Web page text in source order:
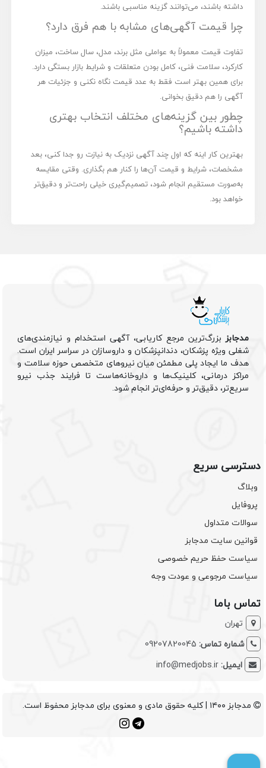
داشته باشند، می‌توانند گزینه مناسبی باشند.
چرا قیمت آگهی‌های مشابه با هم فرق دارد؟
تفاوت قیمت معمولاً به عواملی مثل برند، مدل، سال ساخت، میزان
کارکرد، سلامت فنی، کامل بودن متعلقات و شرایط بازار بستگی دارد.
برای همین بهتر است فقط به عدد قیمت نگاه نکنی و جزئیات هر
آگهی را هم دقیق بخوانی.
چطور بین گزینه‌های مختلف انتخاب بهتری
داشته باشیم؟
بهترین کار اینه که اول چند آگهی نزدیک به نیازت رو جدا کنی، بعد
مشخصات، شرایط و قیمت آن‌ها را کنار هم بگذاری. وقتی مقایسه
به‌صورت مستقیم انجام شود، تصمیم‌گیری خیلی راحت‌تر و دقیق‌تر
خواهد بود.
مدجابزبزرگ‌ترین مرجع کاریابی، آگهی استخدام و نیازمندی‌های
شغلی ویژه پزشکان، دندانپزشکان و داروسازان در سراسر ایران است.
هدف ما ایجاد پلی مطمئن میان نیروهای متخصص حوزه سلامت و
مراکز درمانی، کلینیک‌ها و داروخانه‌هاست تا فرایند جذب نیرو
سریع‌تر، دقیق‌تر و حرفه‌ای‌تر انجام شود.
دسترسی سریع
وبلاگ
پروفایل
سوالات متداول
قوانین سایت مدجابز
سیاست حفظ حریم خصوصی
سیاست مرجوعی و عودت وجه
تماس باما
تهران
شماره تماس: 09207820045
ایمیل:info@medjobs.ir
مدجابز ۱۴۰۰ | کلیه حقوق مادی و معنوی برای مدجابز محفوظ است.